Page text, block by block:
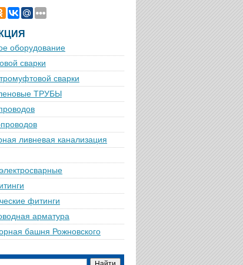
оборудование
сварки
сварки
ТРУБЫ
ливневая канализация
фитинги
арматура
башня Рожновского